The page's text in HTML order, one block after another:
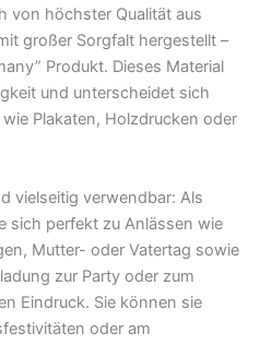
von höchster Qualität aus
großer Sorgfalt hergestellt –
Produkt. Dieses Material
und unterscheidet sich
Plakaten, Holzdrucken oder
vielseitig verwendbar: Als
sich perfekt zu Anlässen wie
Mutter- oder Vatertag sowie
zur Party oder zum
Eindruck. Sie können sie
oder am